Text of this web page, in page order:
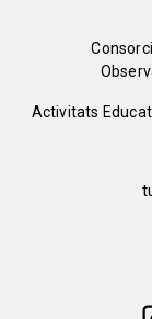
Menú
del
Peu
Activitats